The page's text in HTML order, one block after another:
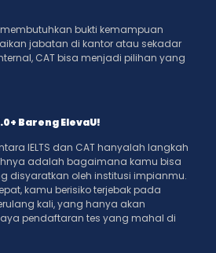
bukti kemampuan
jabatan di kantor atau sekadar
CAT bisa menjadi pilihan yang
Bareng ElevaU!
IELTS dan CAT hanyalah langkah
adalah bagaimana kamu bisa
disyaratkan oleh institusi impianmu.
kamu berisiko terjebak pada
kali, yang hanya akan
pendaftaran tes yang mahal di